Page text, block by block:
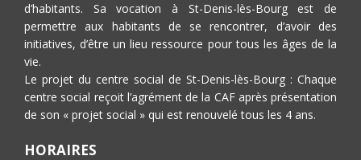
d’habitants. Sa vocation à St-Denis-lès-Bourg est de
permettre aux habitants de se rencontrer, d’avoir des
initiatives, d’être un lieu ressource pour tous les âges de la
vie.
Le projet du centre social de St-Denis-lès-Bourg : Chaque
centre social reçoit l’agrément de la CAF après présentation
de son « projet social » qui est renouvelé tous les 4 ans.
HORAIRES